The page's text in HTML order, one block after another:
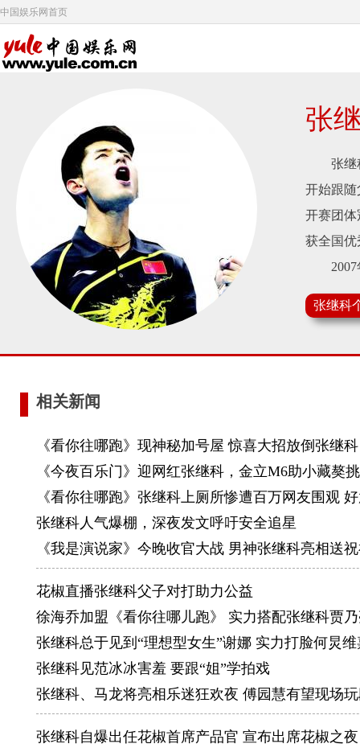
中国娱乐网首页
张
张继科
开始跟随
开赛团体
获全国优
2007年
2008年
占据了
与木子混
得男单亚
2010年
冠。同年
中国队
2011年
单。同年
世乒赛和
张继科
相关新闻
《看你往哪跑》现神秘加号屋 惊喜大招放倒张继科
《今夜百乐门》迎网红张继科，金立M6助小藏獒
《看你往哪跑》张继科上厕所惨遭百万网友围观
张继科人气爆棚，深夜发文呼吁安全追星
《我是演说家》今晚收官大战 男神张继科亮相送
花椒直播张继科父子对打助力公益
徐海乔加盟《看你往哪儿跑》 实力搭配张继科贾
张继科总于见到“理想型女生”谢娜 实力打脸何炅维
张继科见范冰冰害羞 要跟“姐”学拍戏
张继科、马龙将亮相乐迷狂欢夜 傅园慧有望现场
张继科自爆出任花椒首席产品官 宣布出席花椒之夜